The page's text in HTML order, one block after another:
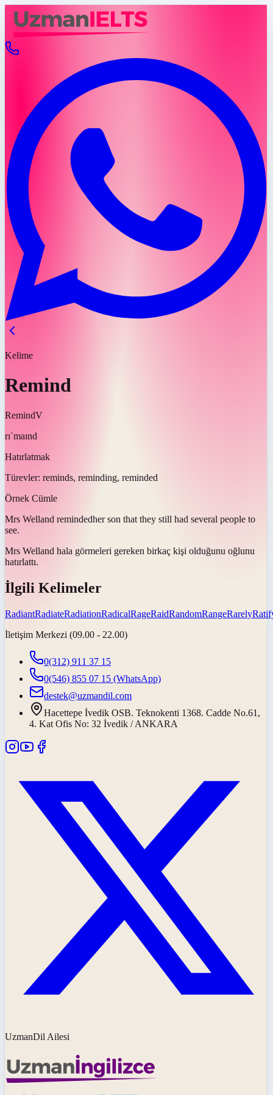
Kelime
Remind
RemindV
rɪˈmaɪnd
Hatırlatmak
Türevler: reminds, reminding, reminded
Örnek Cümle
Mrs Welland remindedher son that they still had several people to
see.
Mrs Welland hala görmeleri gereken birkaç kişi olduğunu oğlunu
hatırlattı.
İlgili Kelimeler
RadiantRadiateRadiationRadicalRageRaidRandomRangeRarely
İletişim Merkezi (09.00 - 22.00)
0(312) 911 37 15
0(546) 855 07 15 (WhatsApp)
destek@uzmandil.com
Hacettepe İvedik OSB. Teknokenti 1368. Cadde No.61,
4. Kat Ofis No: 32 İvedik / ANKARA
UzmanDil Ailesi